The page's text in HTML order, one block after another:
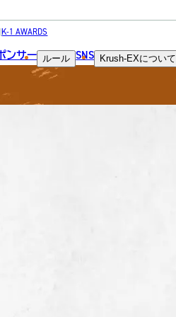
K-1 AWARDS
ンサー ルール SNS Krush-EXについて